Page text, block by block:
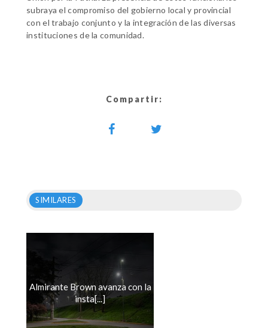
subraya el compromiso del gobierno local y provincial
con el trabajo conjunto y la integración de las diversas
instituciones de la comunidad.
Compartir:
SIMILARES
Almirante Brown avanza con la
insta[...]